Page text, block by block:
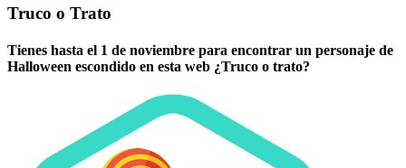
Truco o Trato
Tienes hasta el 1 de noviembre para encontrar un personaje de
Halloween escondido en esta web ¿Truco o trato?